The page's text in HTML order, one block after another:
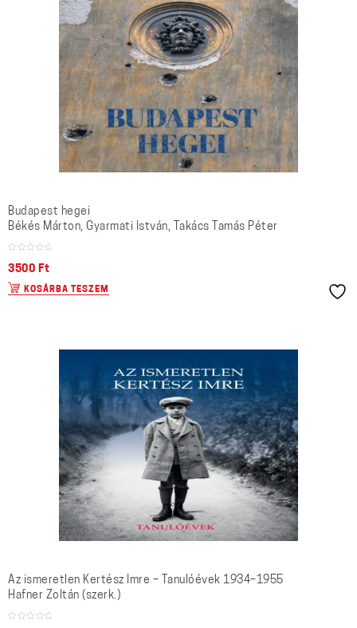
Budapest hegei
Békés Márton, Gyarmati István, Takács Tamás Péter
3500 Ft
KOSÁRBA TESZEM
Az ismeretlen Kertész Imre – Tanulóévek 1934–1955
Hafner Zoltán (szerk.)